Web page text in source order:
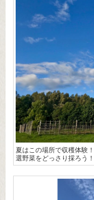
夏はこの場所で収穫体験
選野菜をどっさり採ろう！